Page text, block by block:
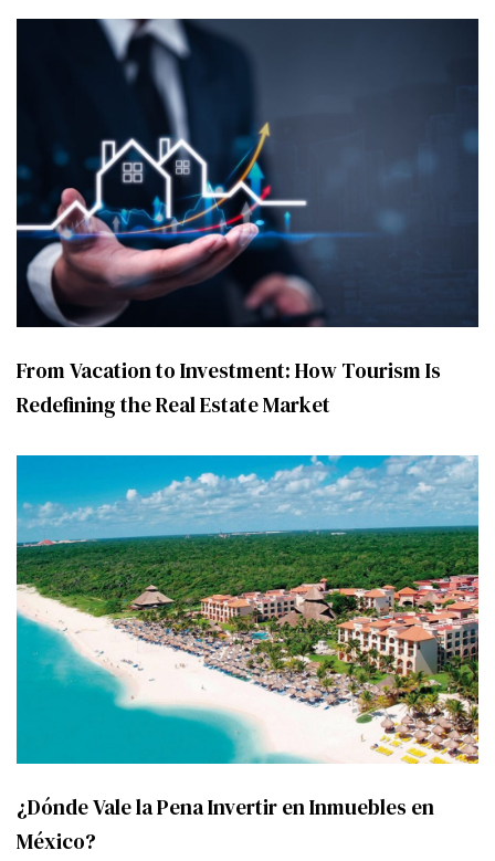
From Vacation to Investment: How Tourism Is
Redefining the Real Estate Market
¿Dónde Vale la Pena Invertir en Inmuebles en
México?